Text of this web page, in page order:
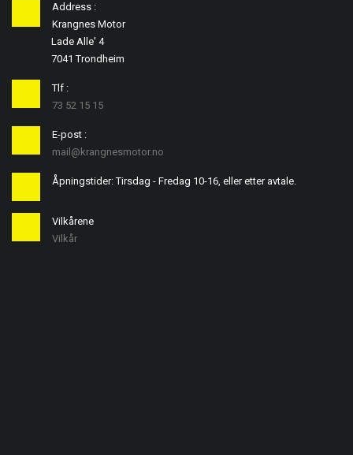
Address :
Krangnes Motor
Lade Alle' 4
7041 Trondheim
Tlf :
73 52 15 15
E-post :
mail@krangnesmotor.no
Åpningstider: Tirsdag - Fredag 10-16, eller etter avtale.
Vilkårene
Vilkår